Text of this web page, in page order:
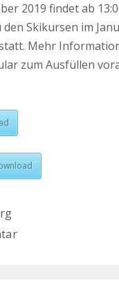
2019 findet ab
Skikursen im
Mehr
zum Ausfüllen